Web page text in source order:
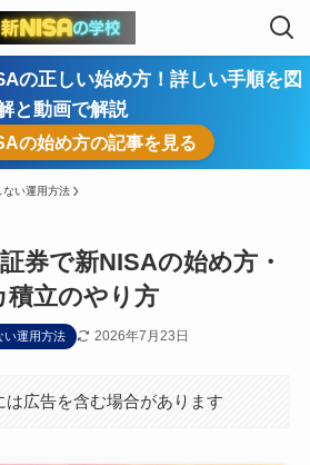
の正しい始め方！詳しい手順を図
と動画で解説
の始め方の記事を見る
ない運用方法
券で新NISAの始め方・
積立のやり方
い運用方法 2026年7月23日
は広告を含む場合があります